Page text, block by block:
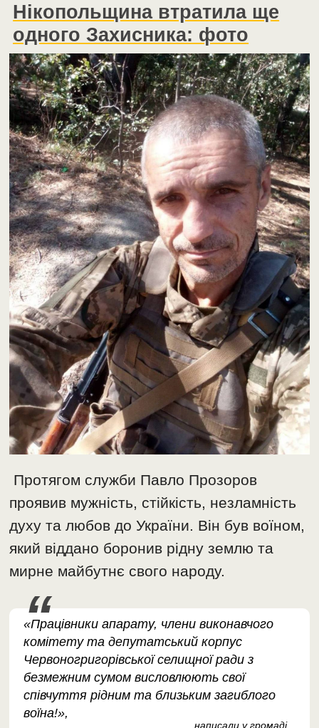
Нікопольщина втратила ще
одного Захисника: фото
Протягом служби Павло Прозоров
проявив мужність, стійкість, незламність
духу та любов до України. Він був воїном,
який віддано боронив рідну землю та
мирне майбутнє свого народу.
«Працівники апарату, члени виконавчого
комітету та депутатський корпус
Червоногригорівської селищної ради з
безмежним сумом висловлюють свої
співчуття рідним та близьким загиблого
воїна!»,
написали у громаді.